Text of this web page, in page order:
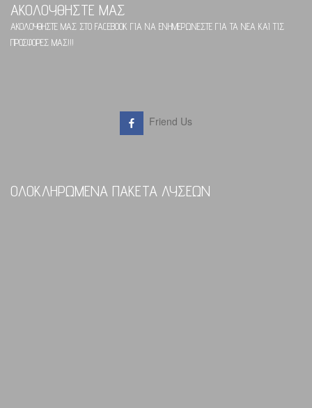
ΑΚΟΛΟΥΘΗΣΤΕ ΜΑΣ
ΑΚΟΛΟΥΘΗΣΤΕ ΜΑΣ ΣΤΟ FACEBOOK ΓΙΑ ΝΑ ΕΝΗΜΕΡΩΝΕΣΤΕ ΓΙΑ ΤΑ ΝΕΑ ΚΑΙ ΤΙΣ
ΠΡΟΣΦΟΡΕΣ ΜΑΣ!!!
Friend Us
ΟΛΟΚΛΗΡΩΜΕΝΑ ΠΑΚΕΤΑ ΛΥΣΕΩΝ